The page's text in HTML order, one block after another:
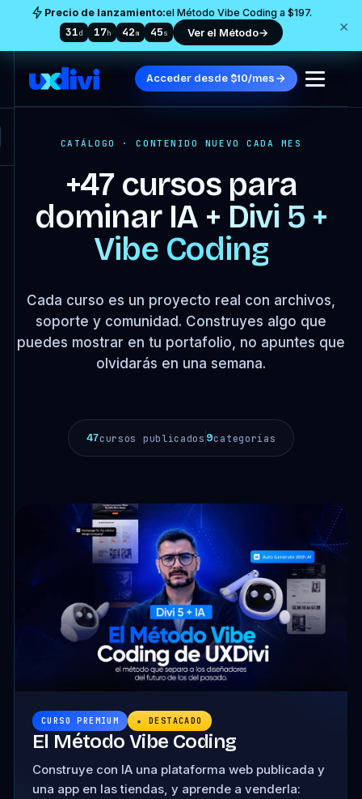
Precio de lanzamiento:el Método Vibe Coding a $197.
31d 17h 42m 44s Ver el Método→ ×
Acceder desde $10/mes
CATÁLOGO · CONTENIDO NUEVO CADA MES
+47 cursos para
dominar IA + Divi 5 +
Vibe Coding
Cada curso es un proyecto real con archivos,
soporte y comunidad. Construyes algo que
puedes mostrar en tu portafolio, no apuntes que
olvidarás en una semana.
47cursos publicados 9categorías
CURSO PREMIUM ★ DESTACADO
El Método Vibe Coding
Construye con IA una plataforma web publicada y
una app en las tiendas, y aprende a venderla: